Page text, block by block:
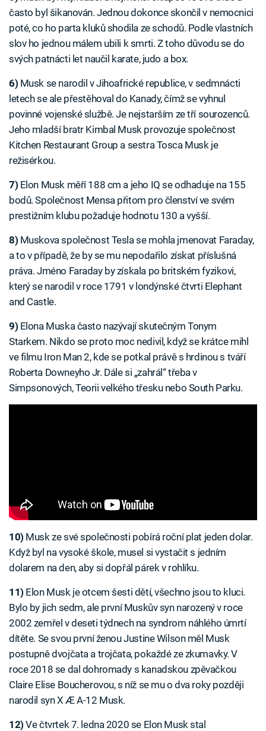
často byl šikanován. Jednou dokonce skončil v nemocnici
poté, co ho parta kluků shodila ze schodů. Podle vlastních
slov ho jednou málem ubili k smrti. Z toho důvodu se do
svých patnácti let naučil karate, judo a box.
6) Musk se narodil v Jihoafrické republice, v sedmnácti
letech se ale přestěhoval do Kanady, čímž se vyhnul
povinné vojenské službě. Je nejstarším ze tří sourozenců.
Jeho mladší bratr Kimbal Musk provozuje společnost
Kitchen Restaurant Group a sestra Tosca Musk je
režisérkou.
7) Elon Musk měří 188 cm a jeho IQ se odhaduje na 155
bodů. Společnost Mensa přitom pro členství ve svém
prestižním klubu požaduje hodnotu 130 a vyšší.
8) Muskova společnost Tesla se mohla jmenovat Faraday,
a to v případě, že by se mu nepodařilo získat příslušná
práva. Jméno Faraday by získala po britském fyzikovi,
který se narodil v roce 1791 v londýnské čtvrti Elephant
and Castle.
9) Elona Muska často nazývají skutečným Tonym
Starkem. Nikdo se proto moc nedivil, když se krátce mihl
ve filmu Iron Man 2, kde se potkal právě s hrdinou s tváří
Roberta Downeyho Jr. Dále si „zahrál“ třeba v
Simpsonových, Teorii velkého třesku nebo South Parku.
10) Musk ze své společnosti pobírá roční plat jeden dolar.
Když byl na vysoké škole, musel si vystačit s jedním
dolarem na den, aby si dopřál párek v rohlíku.
11) Elon Musk je otcem šesti dětí, všechno jsou to kluci.
Bylo by jich sedm, ale první Muskův syn narozený v roce
2002 zemřel v deseti týdnech na syndrom náhlého úmrtí
dítěte. Se svou první ženou Justine Wilson měl Musk
postupně dvojčata a trojčata, pokaždé ze zkumavky. V
roce 2018 se dal dohromady s kanadskou zpěvačkou
Claire Elise Boucherovou, s níž se mu o dva roky později
narodil syn X Æ A-12 Musk.
12)Ve čtvrtek 7. ledna 2020 se Elon Musk stal